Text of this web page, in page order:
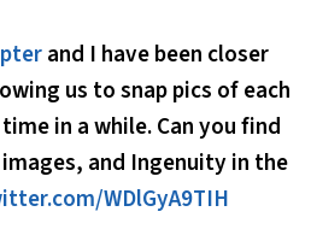
and I have been closer
us to snap pics of each
in a while. Can you find
and Ingenuity in the
WDlGyA9TIH